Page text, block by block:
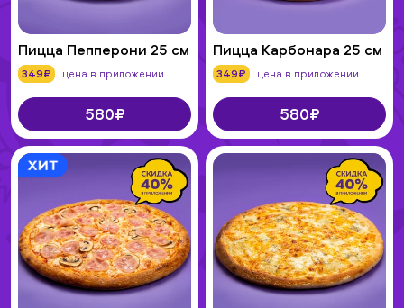
Пицца Пепперони 25 см
349₽ цена в приложении
580₽
Пицца Карбонара 25 см
349₽ цена в приложении
580₽